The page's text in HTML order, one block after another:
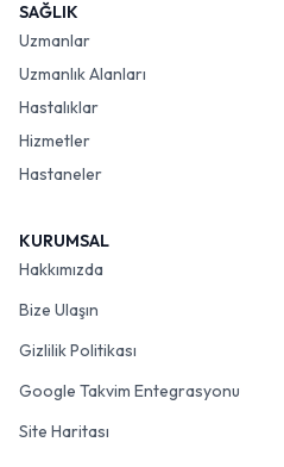
SAĞLIK
Uzmanlar
Uzmanlık Alanları
Hastalıklar
Hizmetler
Hastaneler
KURUMSAL
Hakkımızda
Bize Ulaşın
Gizlilik Politikası
Google Takvim Entegrasyonu
Site Haritası